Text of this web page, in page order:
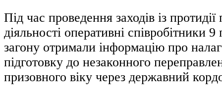
Під час проведення заходів із
діяльності оперативні співробітники
загону отримали інформацію про
підготовку до незаконного
призовного віку через державний